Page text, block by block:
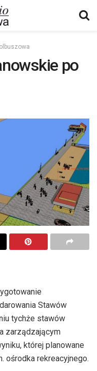
po
Stawów
tychże stawów
zarządzającym
której planowane
ośrodka rekreacyjnego.